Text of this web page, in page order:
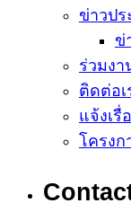
ข่าวป
ข่
ร่วมงา
ติดต่อเ
แจ้งเรื่
โครงก